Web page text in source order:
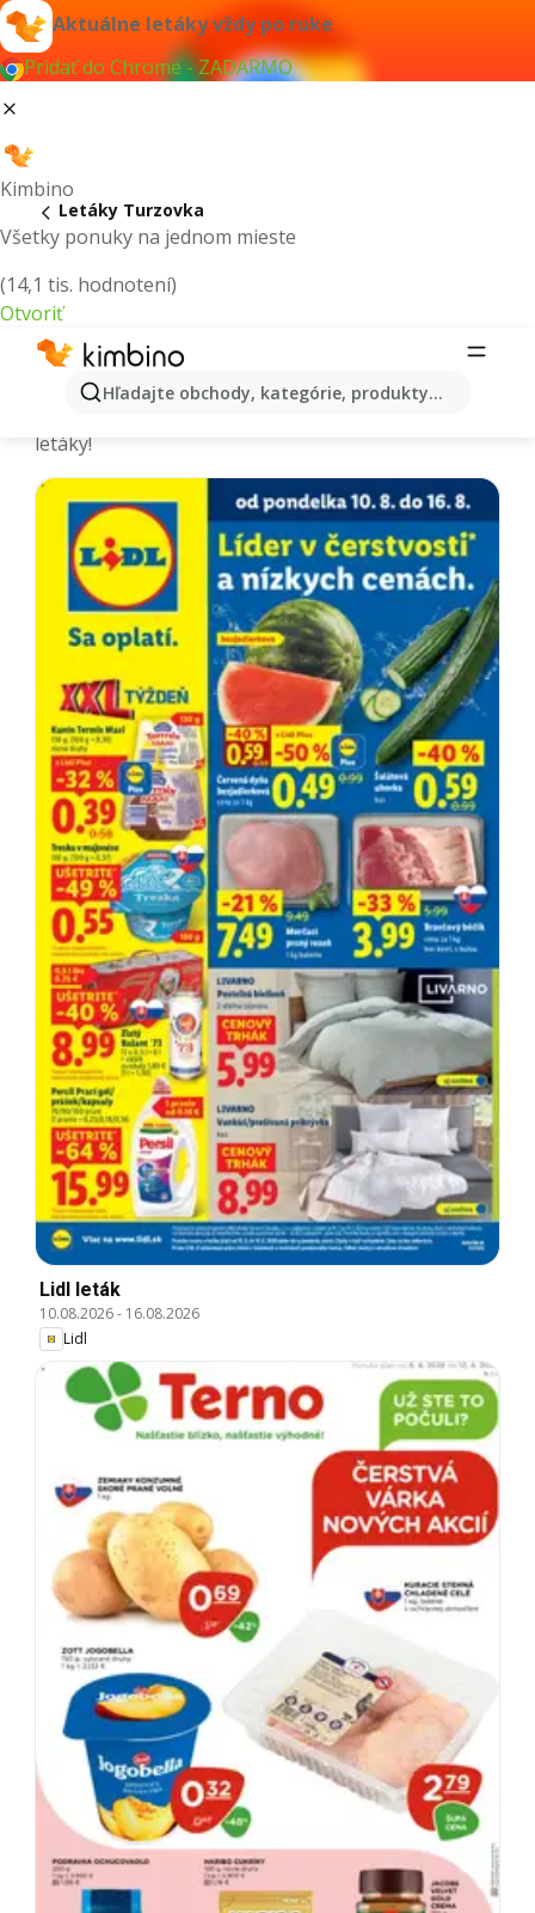
Aktuálne letáky vždy po ruke
Pridať do Chrome - ZADARMO
Kimbino
Všetky ponuky na jednom mieste
(14,1 tis. hodnotení)
Otvoriť
Hľadajte obchody, kategórie, produkty...
Letáky Turzovka
Turzovka - Aktuálne letáky a katalógy
letáky!
Lidl leták
10.08.2026- 16.08.2026
Lidl